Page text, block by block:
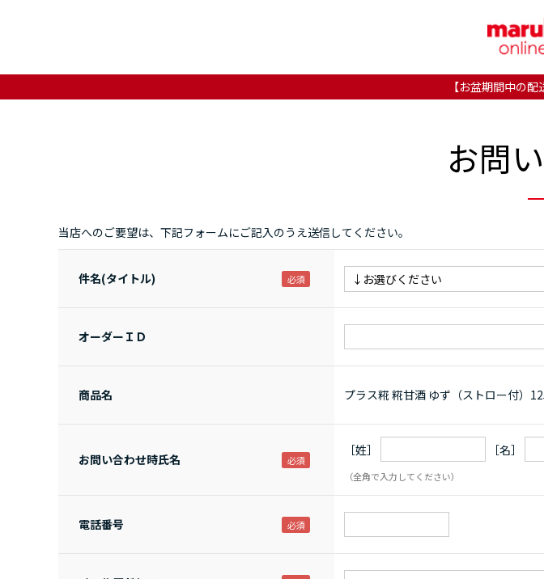
【お盆期間中の配
お問
当店へのご要望は、下記フォームにご記入のうえ送信してください。
件名(タイトル)
オーダーＩＤ
商品名 プラス糀 糀甘酒 ゆず（ストロー付）
お問い合わせ時氏名
［姓］ ［名］
（全角で入力してください）
電話番号